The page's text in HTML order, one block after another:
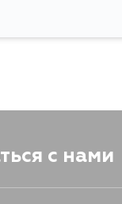
с нами